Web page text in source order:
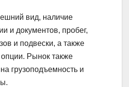
вид, наличие
и документов, пробег,
и подвески, а также
Рынок также
грузоподъемность и